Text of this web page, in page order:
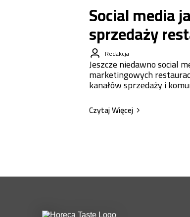
Social media
sprzedaży
Redakcja
Jeszcze niedawno social
marketingowych
kanałów sprzedaży i
Czytaj Więcej